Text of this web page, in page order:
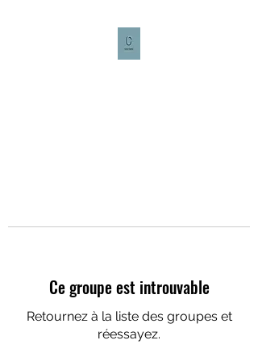
Ce groupe est introuvable
Retournez à la liste des groupes et
réessayez.